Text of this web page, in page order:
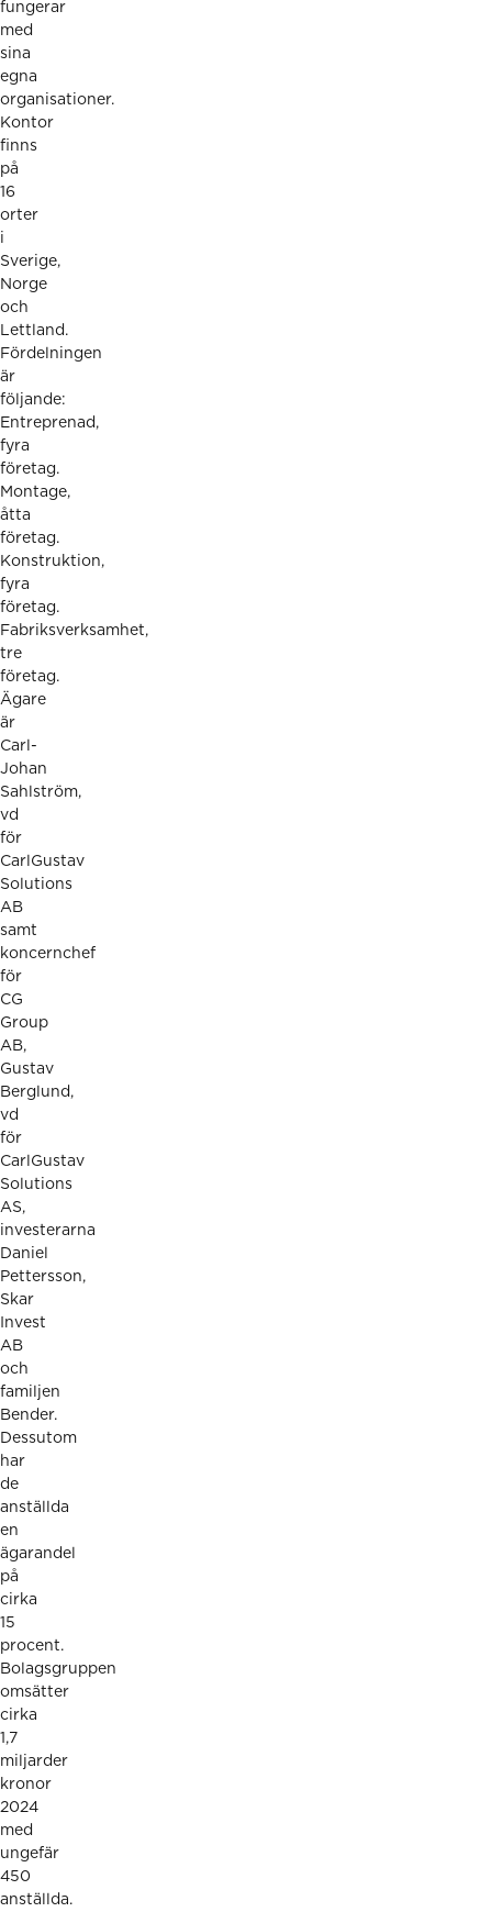
fungerar
med
sina
egna
organisationer.
Kontor
finns
på
16
orter
i
Sverige,
Norge
och
Lettland.
Fördelningen
är
följande:
Entreprenad,
fyra
företag.
Montage,
åtta
företag.
Konstruktion,
fyra
företag.
Fabriksverksamhet,
tre
företag.
Ägare
är
Carl-
Johan
Sahlström,
vd
för
CarlGustav
Solutions
AB
samt
koncernchef
för
CG
Group
AB,
Gustav
Berglund,
vd
för
CarlGustav
Solutions
AS,
investerarna
Daniel
Pettersson,
Skar
Invest
AB
och
familjen
Bender.
Dessutom
har
de
anställda
en
ägarandel
på
cirka
15
procent.
Bolagsgruppen
omsätter
cirka
1,7
miljarder
kronor
2024
med
ungefär
450
anställda.